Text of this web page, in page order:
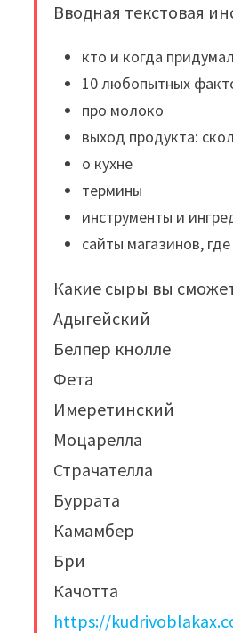
Вводная текстовая
кто и когда
10 любопытных
про молоко
выход продукта:
о кухне
термины
инструменты и
сайты магазинов,
Какие сыры вы
Адыгейский
Белпер кнолле
Фета
Имеретинский
Моцарелла
Страчателла
Буррата
Камамбер
Бри
Качотта
https://